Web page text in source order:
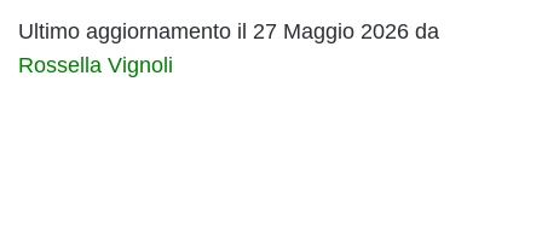
Ultimo aggiornamento il 27 Maggio 2026 da
Rossella Vignoli